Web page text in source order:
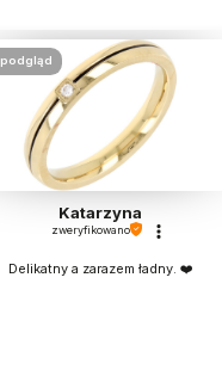
podgląd
Katarzyna
zweryfikowano
Delikatny a zarazem ładny. ❤️